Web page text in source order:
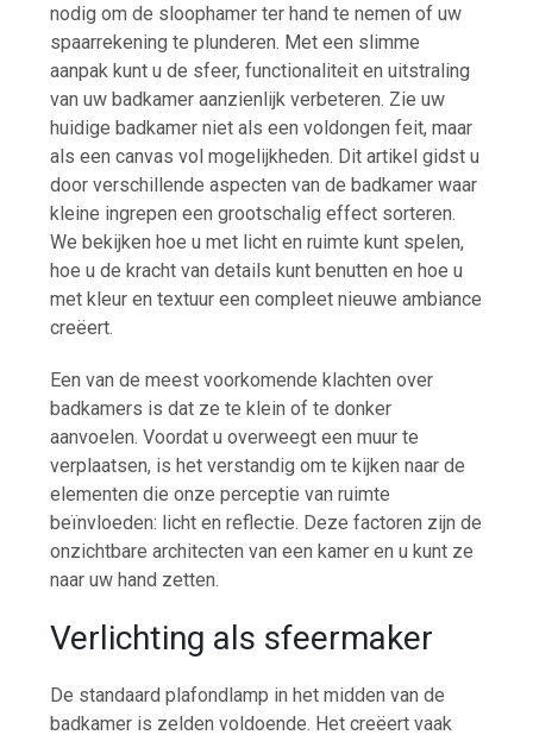
nodig om de sloophamer ter hand te nemen of uw
spaarrekening te plunderen. Met een slimme
aanpak kunt u de sfeer, functionaliteit en uitstraling
van uw badkamer aanzienlijk verbeteren. Zie uw
huidige badkamer niet als een voldongen feit, maar
als een canvas vol mogelijkheden. Dit artikel gidst u
door verschillende aspecten van de badkamer waar
kleine ingrepen een grootschalig effect sorteren.
We bekijken hoe u met licht en ruimte kunt spelen,
hoe u de kracht van details kunt benutten en hoe u
met kleur en textuur een compleet nieuwe ambiance
creëert.
Een van de meest voorkomende klachten over
badkamers is dat ze te klein of te donker
aanvoelen. Voordat u overweegt een muur te
verplaatsen, is het verstandig om te kijken naar de
elementen die onze perceptie van ruimte
beïnvloeden: licht en reflectie. Deze factoren zijn de
onzichtbare architecten van een kamer en u kunt ze
naar uw hand zetten.
Verlichting als sfeermaker
De standaard plafondlamp in het midden van de
badkamer is zelden voldoende. Het creëert vaak